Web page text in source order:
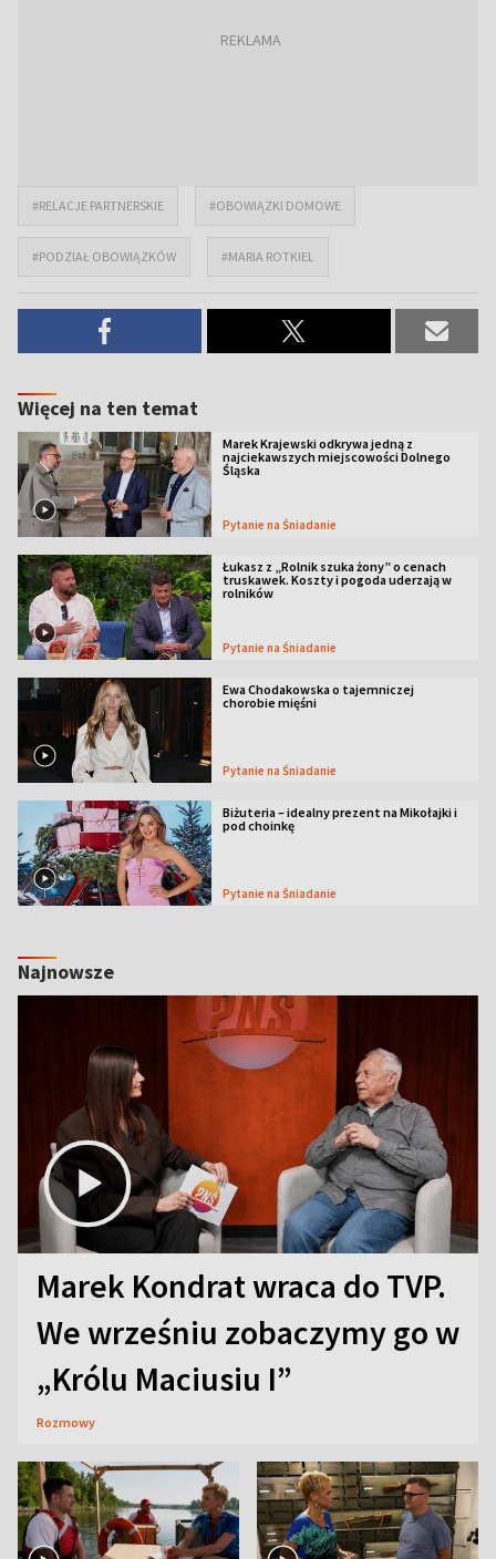
#RELACJE PARTNERSKIE #OBOWIĄZKI DOMOWE
#PODZIAŁ OBOWIĄZKÓW #MARIA ROTKIEL
Więcej na ten temat
Marek Krajewski odkrywa jedną z
najciekawszych miejscowości Dolnego
Śląska
Pytanie na Śniadanie
Łukasz z „Rolnik szuka żony” o cenach
truskawek. Koszty i pogoda uderzają w
rolników
Pytanie na Śniadanie
Ewa Chodakowska o tajemniczej
chorobie mięśni
Pytanie na Śniadanie
Biżuteria – idealny prezent na Mikołajki i
pod choinkę
Pytanie na Śniadanie
Najnowsze
Marek Kondrat wraca do TVP.
We wrześniu zobaczymy go w
„Królu Maciusiu I”
Rozmowy